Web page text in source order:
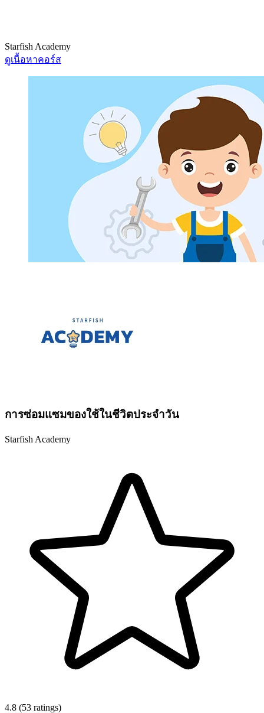
Starfish Academy
ดูเนื้อหาคอร์ส
การซ่อมแซมของใช้ในชีวิตประจำวัน
Starfish Academy
4.8 (53 ratings)